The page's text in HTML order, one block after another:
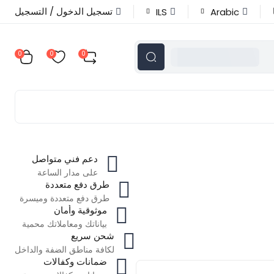
Arabic
ILS تسجيل الدخول / التسجيل
0
0
0
دعم فني متواصل
على مدار الساعة
طرق دفع متعددة
طرق دفع متعددة وميسرة
موثوقية وأمان
بياناتك ومعاملاتك محمية
شحن سريع
لكافة مناطق الضفة والداخل
ضمانات وكفالات